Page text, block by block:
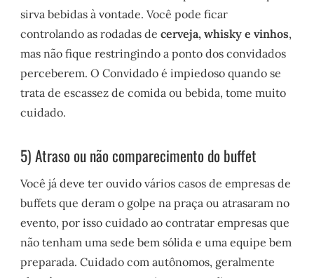
sirva bebidas à vontade. Você pode ficar
controlando as rodadas decerveja, whisky e vinhos,
mas não fique restringindo a ponto dos convidados
perceberem. O Convidado é impiedoso quando se
trata de escassez de comida ou bebida, tome muito
cuidado.
5) Atraso ou não comparecimento do buffet
Você já deve ter ouvido vários casos de empresas de
buffets que deram o golpe na praça ou atrasaram no
evento, por isso cuidado ao contratar empresas que
não tenham uma sede bem sólida e uma equipe bem
preparada. Cuidado com autônomos, geralmente